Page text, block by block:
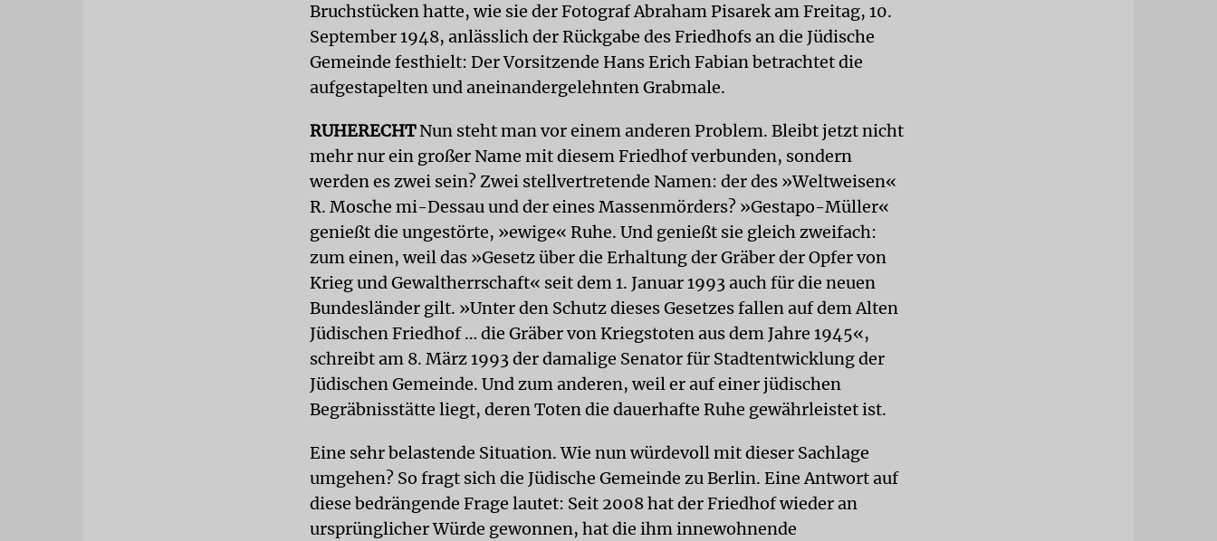
Bruchstücken hatte, wie sie der Fotograf Abraham Pisarek am Freitag, 10.
September 1948, anlässlich der Rückgabe des Friedhofs an die Jüdische
Gemeinde festhielt: Der Vorsitzende Hans Erich Fabian betrachtet die
aufgestapelten und aneinandergelehnten Grabmale.
RUHERECHTNun steht man vor einem anderen Problem. Bleibt jetzt nicht
mehr nur ein großer Name mit diesem Friedhof verbunden, sondern
werden es zwei sein? Zwei stellvertretende Namen: der des »Weltweisen«
R. Mosche mi-Dessau und der eines Massenmörders? »Gestapo-Müller«
genießt die ungestörte, »ewige« Ruhe. Und genießt sie gleich zweifach:
zum einen, weil das »Gesetz über die Erhaltung der Gräber der Opfer von
Krieg und Gewaltherrschaft« seit dem 1. Januar 1993 auch für die neuen
Bundesländer gilt. »Unter den Schutz dieses Gesetzes fallen auf dem Alten
Jüdischen Friedhof … die Gräber von Kriegstoten aus dem Jahre 1945«,
schreibt am 8. März 1993 der damalige Senator für Stadtentwicklung der
Jüdischen Gemeinde. Und zum anderen, weil er auf einer jüdischen
Begräbnisstätte liegt, deren Toten die dauerhafte Ruhe gewährleistet ist.
Eine sehr belastende Situation. Wie nun würdevoll mit dieser Sachlage
umgehen? So fragt sich die Jüdische Gemeinde zu Berlin. Eine Antwort auf
diese bedrängende Frage lautet: Seit 2008 hat der Friedhof wieder an
ursprünglicher Würde gewonnen, hat die ihm innewohnende